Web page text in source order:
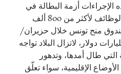
الإجراءات أزمة البطالة في
تونس التي عجزت عن تأمين الوظائف لأكثر من 800 ألف
منح تونس خلال حزيران/
خطاً ائتمانياً بقيمة 1.75 مليارات دولار، لاتزال البلاد تواجه
التي طال أمدها، وتدهور
الإقليمية، سواء تعلّق